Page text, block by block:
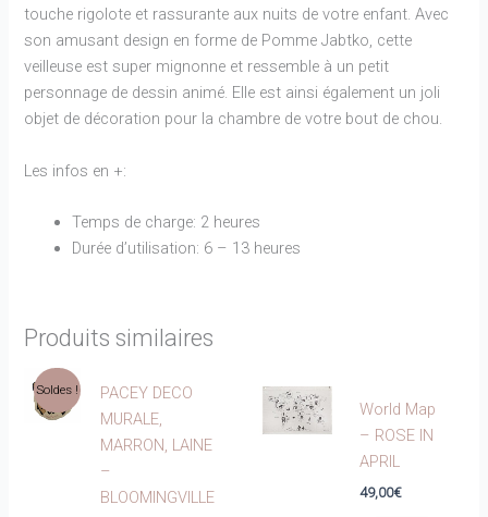
touche rigolote et rassurante aux nuits de votre enfant. Avec
son amusant design en forme de Pomme Jabtko, cette
veilleuse est super mignonne et ressemble à un petit
personnage de dessin animé. Elle est ainsi également un joli
objet de décoration pour la chambre de votre bout de chou.
Les infos en +:
Temps de charge: 2 heures
Durée d’utilisation: 6 – 13 heures
Produits similaires
Soldes !
PACEY DECO
MURALE,
MARRON, LAINE
–
BLOOMINGVILLE
World Map
– ROSE IN
APRIL
49,00€